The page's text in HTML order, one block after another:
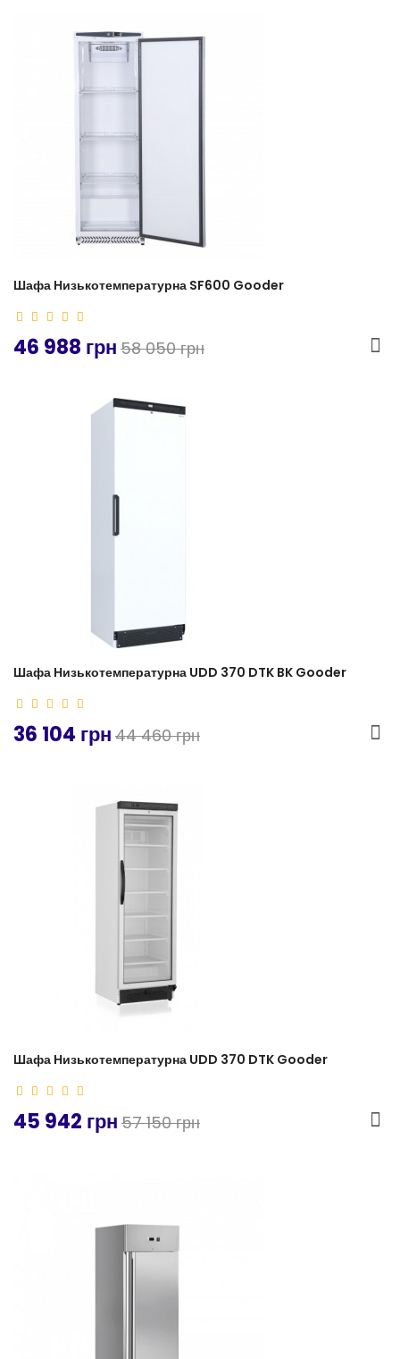
Шафа Низькотемпературна SF600 Gooder
46 988 грн 58 050 грн
Шафа Низькотемпературна UDD 370 DTK BK Gooder
36 104 грн 44 460 грн
Шафа Низькотемпературна UDD 370 DTK Gooder
45 942 грн 57 150 грн